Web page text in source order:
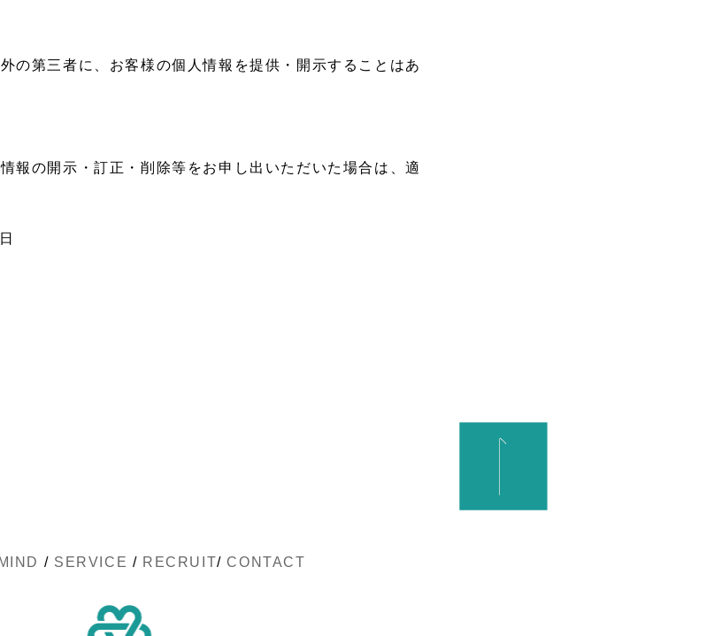
の第三者に、お客様の個人情報を提供・開示することはあ
報の開示・訂正・削除等をお申し出いただいた場合は、適
MIND / SERVICE / RECRUIT/CONTACT